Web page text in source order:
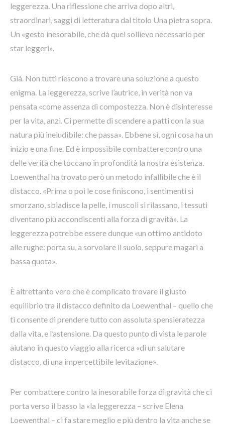
leggerezza. Una riflessione che arriva dopo altri,
straordinari, saggi di letteratura dal titolo Una pietra sopra.
Un «gesto inesorabile, che dà quel sollievo necessario per
star leggeri».
Già. Non tutti riescono a trovare una soluzione a questo
enigma. La leggerezza, scrive l’autrice, in verità non va
pensata «come assenza di compostezza. Non è disinteresse
per la vita, anzi. Ci permette di scendere a patti con la sua
natura più ineludibile: che passa». Ebbene sì, ogni cosa ha un
inizio e una fine. Ed è impossibile combattere contro una
delle verità che toccano in profondità la nostra esistenza.
Loewenthal ha trovato però un metodo infallibile che è il
distacco. «Prima o poi le cose finiscono, i sentimenti si
smorzano, sbiadisce la pelle, i muscoli si rilassano, i tessuti
diventano più accondiscenti alla forza di gravità». La
leggerezza potrebbe essere dunque «un ottimo antidoto
alle rughe: porta su, a sorvolare il suolo, seppure magari a
bassa quota».
È altrettanto vero che è complicato trovare il giusto
equilibrio tra il distacco definito da Loewenthal – quello che
ti consente di prendere tutto con assoluta spensieratezza
dalla vita, e l’astensione. Da questo punto di vista le parole
aiutano in questo viaggio alla ricerca «di un salutare
distacco, di una impercettibile levitazione».
Per combattere contro la inesorabile forza di gravità che ci
porta verso il basso la «la leggerezza – scrive Elena
Loewenthal – ci fa stare meglio e più dentro la vita anche se